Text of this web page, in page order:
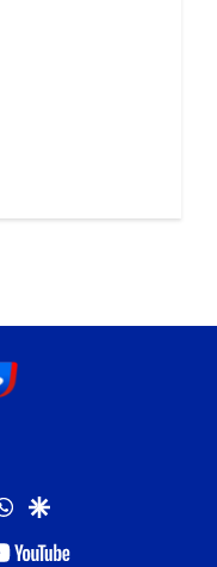
whatsapp
google
youtube-